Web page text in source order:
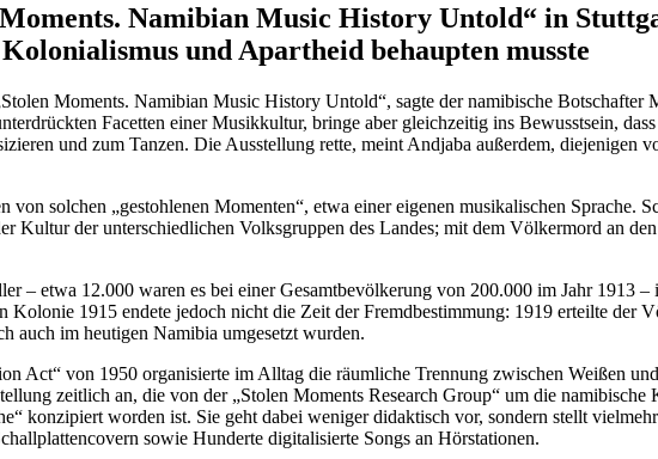
Namibian Music History Untold“ in
und Apartheid behaupten musste
Moments. Namibian Music History Untold“, sagte der namibische
Facetten einer Musikkultur, bringe aber gleichzeitig ins Bewusstsein,
und zum Tanzen. Die Ausstellung rette, meint Andjaba außerdem, diejenigen
von solchen „gestohlenen Momenten“, etwa einer eigenen musikalischen Sprache.
Kultur der unterschiedlichen Volksgruppen des Landes; mit dem Völkermord an
– etwa 12.000 waren es bei einer Gesamtbevölkerung von 200.000 im Jahr
Kolonie 1915 endete jedoch nicht die Zeit der Fremdbestimmung: 1919 erteilte
auch im heutigen Namibia umgesetzt wurden.
Act“ von 1950 organisierte im Alltag die räumliche Trennung zwischen Weißen
zeitlich an, die von der „Stolen Moments Research Group“ um die
konzipiert worden ist. Sie geht dabei weniger didaktisch vor, sondern stellt
sowie Hunderte digitalisierte Songs an Hörstationen.